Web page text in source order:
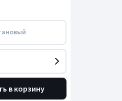
в корзину